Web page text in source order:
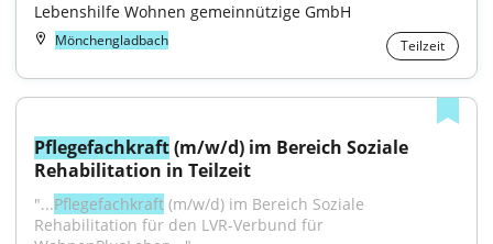
Lebenshilfe Wohnen gemeinnützige GmbH
Mönchengladbach Teilzeit
Pflegefachkraft (m/w/d) im Bereich Soziale
Rehabilitation in Teilzeit
"...Pflegefachkraft (m/w/d) im Bereich Soziale
Rehabilitation für den LVR-Verbund für